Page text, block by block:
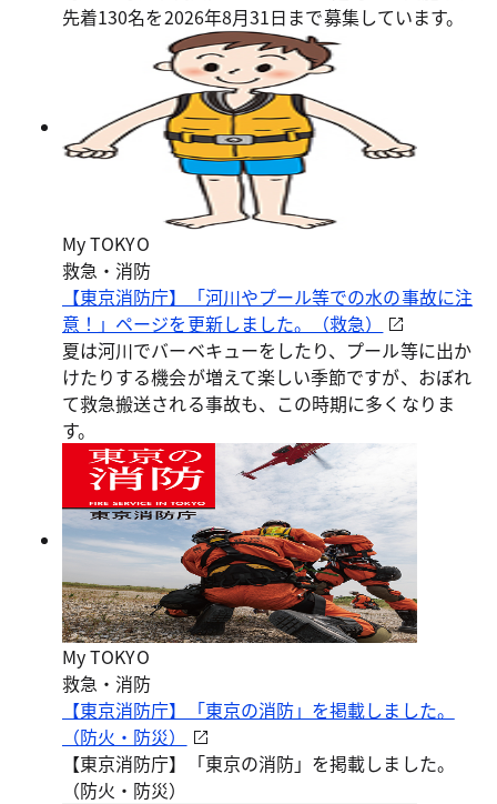
先着130名を2026年8月31日まで募集しています。
My TOKYO
救急・消防
【東京消防庁】「河川やプール等での水の事故に注
意！」ページを更新しました。（救急）
夏は河川でバーベキューをしたり、プール等に出か
けたりする機会が増えて楽しい季節ですが、おぼれ
て救急搬送される事故も、この時期に多くなりま
す。
My TOKYO
救急・消防
【東京消防庁】「東京の消防」を掲載しました。
（防火・防災）
【東京消防庁】「東京の消防」を掲載しました。
（防火・防災）